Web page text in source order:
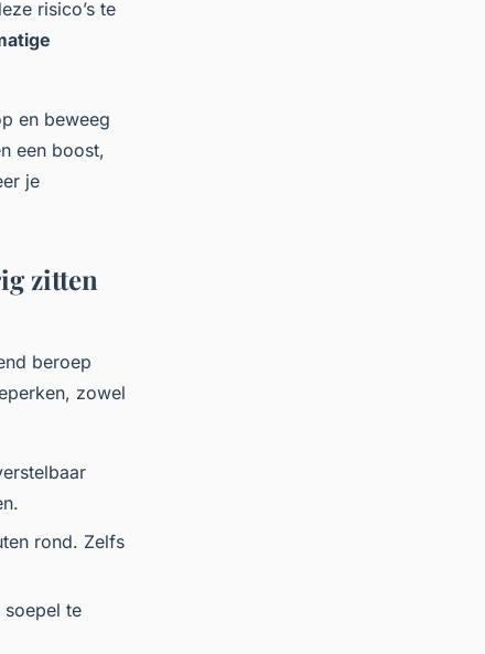
risico’s te
en beweeg
een boost,
je
zitten
beroep
zowel
rond. Zelfs
soepel te